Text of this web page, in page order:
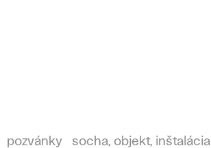
pozvánky socha, objekt, inštalácia